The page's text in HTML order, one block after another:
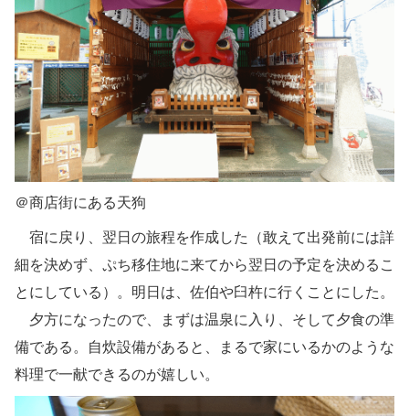
＠商店街にある天狗
宿に戻り、翌日の旅程を作成した（敢えて出発前には詳
細を決めず、ぷち移住地に来てから翌日の予定を決めるこ
とにしている）。明日は、佐伯や臼杵に行くことにした。
夕方になったので、まずは温泉に入り、そして夕食の準
備である。自炊設備があると、まるで家にいるかのような
料理で一献できるのが嬉しい。